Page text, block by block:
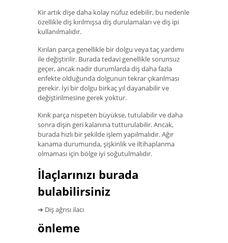
Kir artık dişe daha kolay nüfuz edebilir, bu nedenle
özellikle diş kırılmışsa diş durulamaları ve diş ipi
kullanılmalıdır.
Kırılan parça genellikle bir dolgu veya taç yardımı
ile değiştirilir. Burada tedavi genellikle sorunsuz
geçer, ancak nadir durumlarda diş daha fazla
enfekte olduğunda dolgunun tekrar çıkarılması
gerekir. İyi bir dolgu birkaç yıl dayanabilir ve
değiştirilmesine gerek yoktur.
Kırık parça nispeten büyükse, tutulabilir ve daha
sonra dişin geri kalanına tutturulabilir. Ancak,
burada hızlı bir şekilde işlem yapılmalıdır. Ağır
kanama durumunda, şişkinlik ve iltihaplanma
olmaması için bölge iyi soğutulmalıdır.
İlaçlarınızı burada
bulabilirsiniz
➔ Diş ağrısı ilacı
önleme